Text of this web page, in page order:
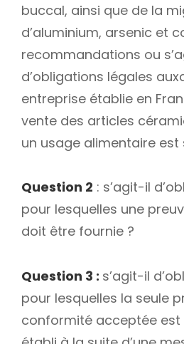
buccal, ainsi que de la
d’aluminium, arsenic et
recommandations ou
d’obligations légales
entreprise établie en
vente des articles
un usage alimentaire est
Question 2 : s’agit-il
pour lesquelles une
doit être fournie ?
Question 3 : s’agit-il
pour lesquelles la seule
conformité acceptée